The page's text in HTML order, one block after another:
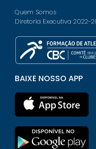
Quem Somos
Diretoria Executiva 2022-
BAIXE NOSSO APP